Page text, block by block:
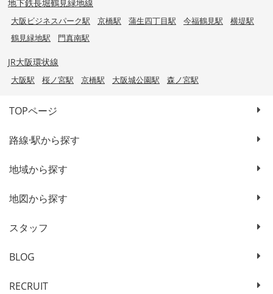
地下鉄長堀鶴見緑地線
大阪ビジネスパーク駅 京橋駅 蒲生四丁目駅 今福鶴見駅
横堤駅
鶴見緑地駅
門真南駅
JR大阪環状線
大阪駅 桜ノ宮駅 京橋駅 大阪城公園駅 森ノ宮駅
TOPページ
路線·駅から探す
地域から探す
地図から探す
スタッフ
BLOG
RECRUIT